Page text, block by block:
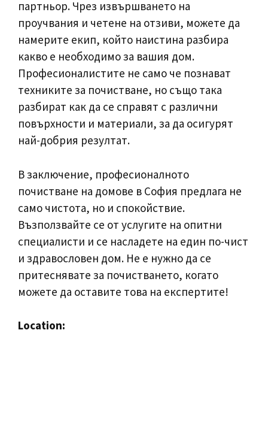
партньор. Чрез извършването на
проучвания и четене на отзиви, можете да
намерите екип, който наистина разбира
какво е необходимо за вашия дом.
Професионалистите не само че познават
техниките за почистване, но също така
разбират как да се справят с различни
повърхности и материали, за да осигурят
най-добрия резултат.
В заключение, професионалното
почистване на домове в София предлага не
само чистота, но и спокойствие.
Възползвайте се от услугите на опитни
специалисти и се насладете на един по-чист
и здравословен дом. Не е нужно да се
притеснявате за почистването, когато
можете да оставите това на експертите!
Location: